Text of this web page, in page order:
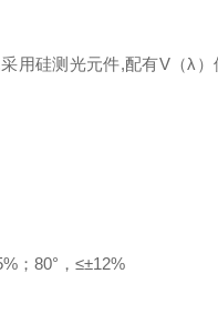
采用硅测光元件,配有V（λ）
； 80° ， ≤±12%